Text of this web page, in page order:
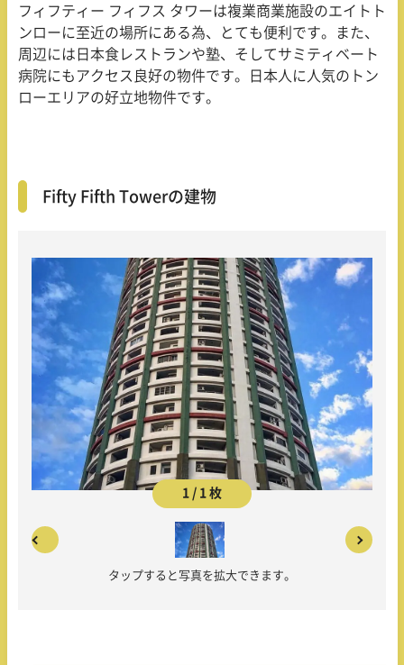
フィフティー フィフス タワーは複業商業施設のエイトト
ンローに至近の場所にある為、とても便利です。また、
周辺には日本食レストランや塾、そしてサミティベート
病院にもアクセス良好の物件です。日本人に人気のトン
ローエリアの好立地物件です。
Fifty Fifth Towerの建物
1 / 1 枚
タップすると写真を拡大できます。